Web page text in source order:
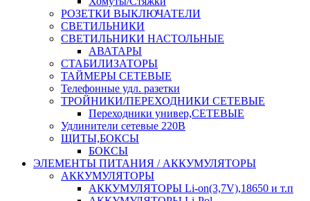
РОЗЕТКИ ВЫКЛЮЧАТЕЛИ
СВЕТИЛЬНИКИ
СВЕТИЛЬНИКИ НАСТОЛЬНЫЕ
АВАТАРЫ
СТАБИЛИЗАТОРЫ
ТАЙМЕРЫ СЕТЕВЫЕ
Телефонные удл. разетки
ТРОЙНИКИ/ПЕРЕХОДНИКИ СЕТЕВЫЕ
Переходники универ,СЕТЕВЫЕ
Удлинители сетевые 220В
ЩИТЫ,БОКСЫ
БОКСЫ
ЭЛЕМЕНТЫ ПИТАНИЯ / АККУМУЛЯТОРЫ
АККУМУЛЯТОРЫ
АККУМУЛЯТОРЫ Li-on(3,7V),18650 и т.п